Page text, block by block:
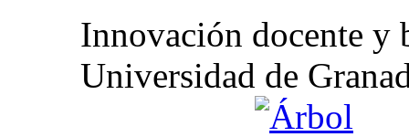
Innovación docente y
Universidad de